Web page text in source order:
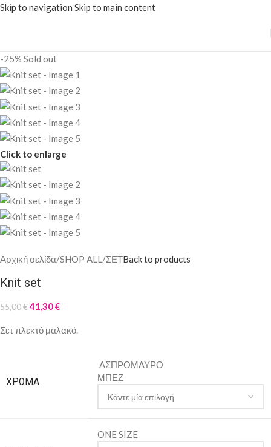
Skip to navigation Skip to main content
-25% Sold out
Click to enlarge
Αρχική σελίδα/SHOP ALL/ΣΕΤBack to products
Knit set
55,00€41,30€
Σετ πλεκτό μαλακό.
ΧΡΩΜΑ
ΑΣΠΡΟΜΑΥΡΟ
ΜΠΕΖ
ONE SIZE